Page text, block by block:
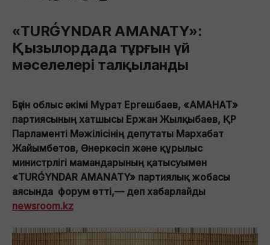
«TURǴYNDAR AMANATY»:
Қызылордада тұрғын үй
мәселелері талқыланды
Бүгін облыс әкімі Мұрат Ергешбаев, «АМАНАТ»
партиясының хатшысы Ержан Жылқыбаев, ҚР
Парламенті Мәжілісінің депутаты Мархабат
Жайымбетов, Өнеркәсіп және құрылыс
министрлігі мамандарының қатысуымен
«TURǴYNDAR AMANATY» партиялық жобасы
аясында форум өтті,— деп хабарлайды
newsroom.kz